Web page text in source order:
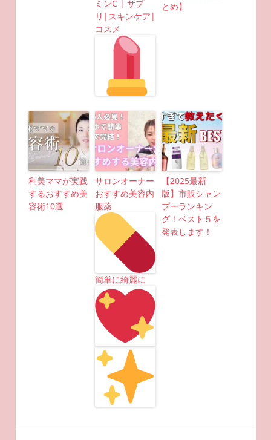
ミンC | サプ
リ|スキンケア|
コスメ
とめ】
利美ママが実践
するおすすめ美
容術10選
サロンオーナー
おすすめ美容内
服薬
簡単に綺麗に
【2025最新
版】市販シャン
プーランキン
グ！ベスト５を
発表します！